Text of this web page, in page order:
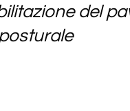
del